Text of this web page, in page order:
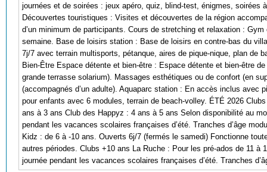
journées et de soirées : jeux apéro, quiz, blind-test, énigmes,
Découvertes touristiques : Visites et découvertes de la région
d’un minimum de participants. Cours de stretching et relaxation :
semaine. Base de loisirs station : Base de loisirs en contre-bas du
7j/7 avec terrain multisports, pétanque, aires de pique-nique, plan de
Bien-Être Espace détente et bien-être : Espace détente et bien-être
grande terrasse solarium). Massages esthétiques ou de confort (en
(accompagnés d’un adulte). Aquaparc station : En accès inclus avec
pour enfants avec 6 modules, terrain de beach-volley. ÉTÉ 2026
ans à 3 ans Club des Happyz : 4 ans à 5 ans Selon disponibilité au
pendant les vacances scolaires françaises d’été. Tranches d’âge
Kidz : de 6 à -10 ans. Ouverts 6j/7 (fermés le samedi) Fonctionne
autres périodes. Clubs +10 ans La Ruche : Pour les pré-ados de 11
journée pendant les vacances scolaires françaises d’été. Tranches